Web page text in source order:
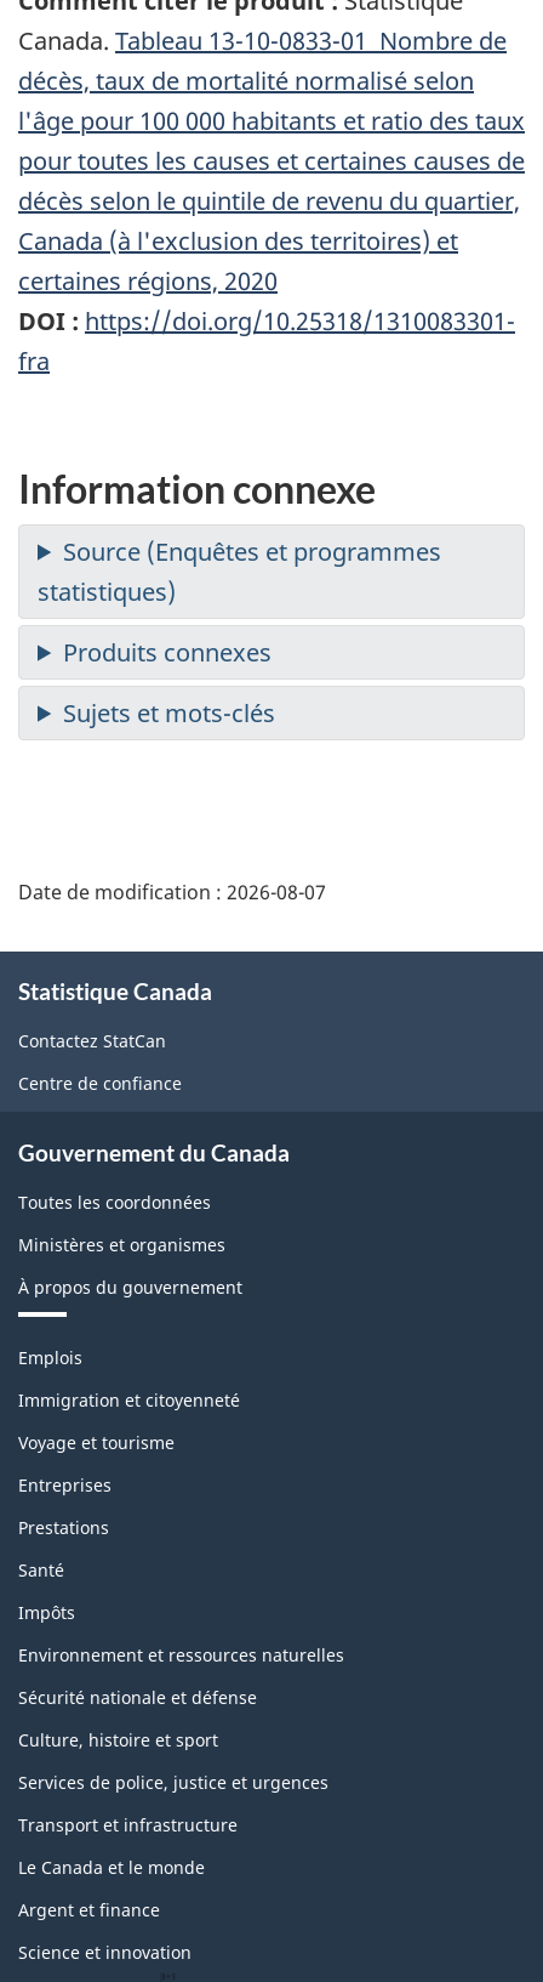
Canada. Tableau 13-10-0833-01 Nombre de
décès, taux de mortalité normalisé selon
l'âge pour 100 000 habitants et ratio des taux
pour toutes les causes et certaines causes de
décès selon le quintile de revenu du quartier,
Canada (à l'exclusion des territoires) et
certaines régions, 2020
DOI : https://doi.org/10.25318/1310083301-
fra
Information connexe
Date de modification : 2026-08-07
propos
de
ce
Statistique Canada
Contactez StatCan
Centre de confiance
Gouvernement du Canada
Toutes les coordonnées
Ministères et organismes
À propos du gouvernement
Thèmes
sujets
Emplois
Immigration et citoyenneté
Voyage et tourisme
Entreprises
Prestations
Santé
Impôts
Environnement et ressources naturelles
Sécurité nationale et défense
Culture, histoire et sport
Services de police, justice et urgences
Transport et infrastructure
Le Canada et le monde
Argent et finance
Science et innovation